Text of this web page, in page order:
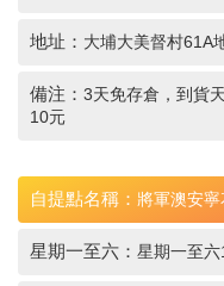
地址： 大埔大美督村61A
備注： 3天免存倉，到貨
10元
自提點名稱： 將軍澳安寧
星期一至六： 星期一至